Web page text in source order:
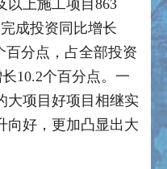
以上施工项目863
成投资同比增长
百分点，占全部投资
10.2个百分点。一
大项目好项目相继实
向好，更加凸显出大